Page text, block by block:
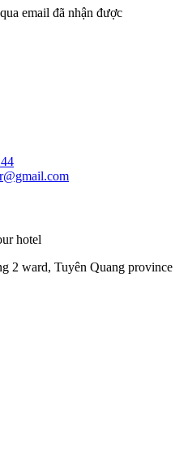
email đã nhận được
hotel
2 ward, Tuyên Quang province